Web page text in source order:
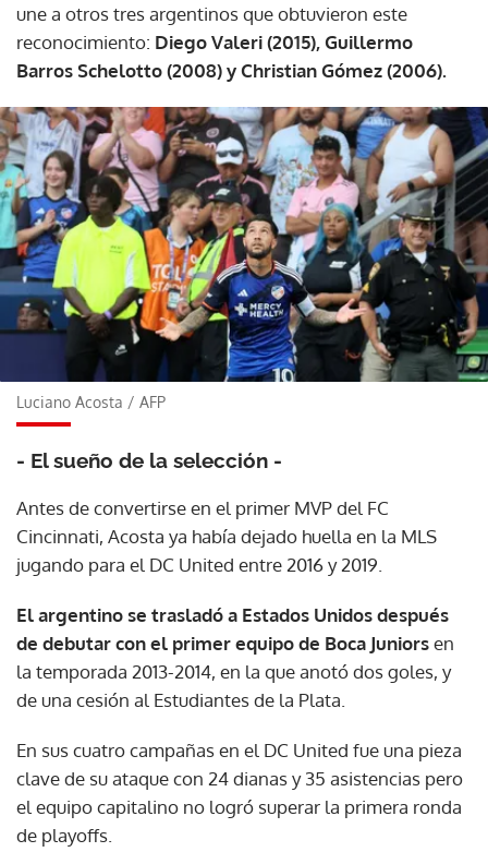
une a otros tres argentinos que obtuvieron este
reconocimiento: Diego Valeri (2015), Guillermo
Barros Schelotto (2008) y Christian Gómez (2006).
Luciano Acosta / AFP
- El sueño de la selección -
Antes de convertirse en el primer MVP del FC
Cincinnati, Acosta ya había dejado huella en la MLS
jugando para el DC United entre 2016 y 2019.
El argentino se trasladó a Estados Unidos después
de debutar con el primer equipo de Boca Juniorsen
la temporada 2013-2014, en la que anotó dos goles, y
de una cesión al Estudiantes de la Plata.
En sus cuatro campañas en el DC United fue una pieza
clave de su ataque con 24 dianas y 35 asistencias pero
el equipo capitalino no logró superar la primera ronda
de playoffs.